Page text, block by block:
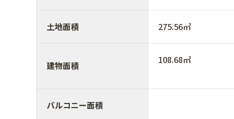
土地面積 275.56㎡
建物面積 108.68㎡
バルコニー面積